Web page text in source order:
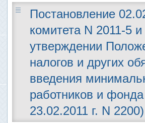
Постановление
комитета N 2011-5
утверждении
налогов и других
введения
работников и
23.02.2011 г. N 2200)